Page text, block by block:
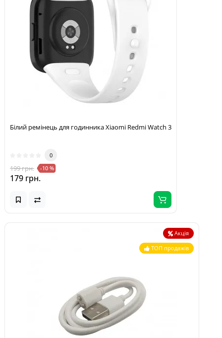
Білий ремінець для годинника Xiaomi Redmi Watch 3
0
199 грн. -10 %
179 грн.
Акція
ТОП продажів